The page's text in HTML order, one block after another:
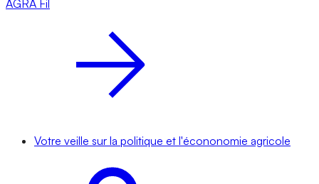
AGRA Fil
Votre veille sur la politique et l'écononomie agricole